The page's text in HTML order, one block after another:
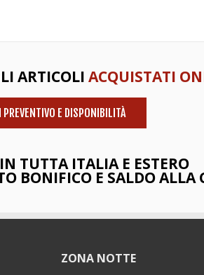
ARTICOLI ACQUISTATI
PREVENTIVO E DISPONIBILITÀ
TUTTA ITALIA E ESTERO
BONIFICO E SALDO ALLA
ZONA NOTTE